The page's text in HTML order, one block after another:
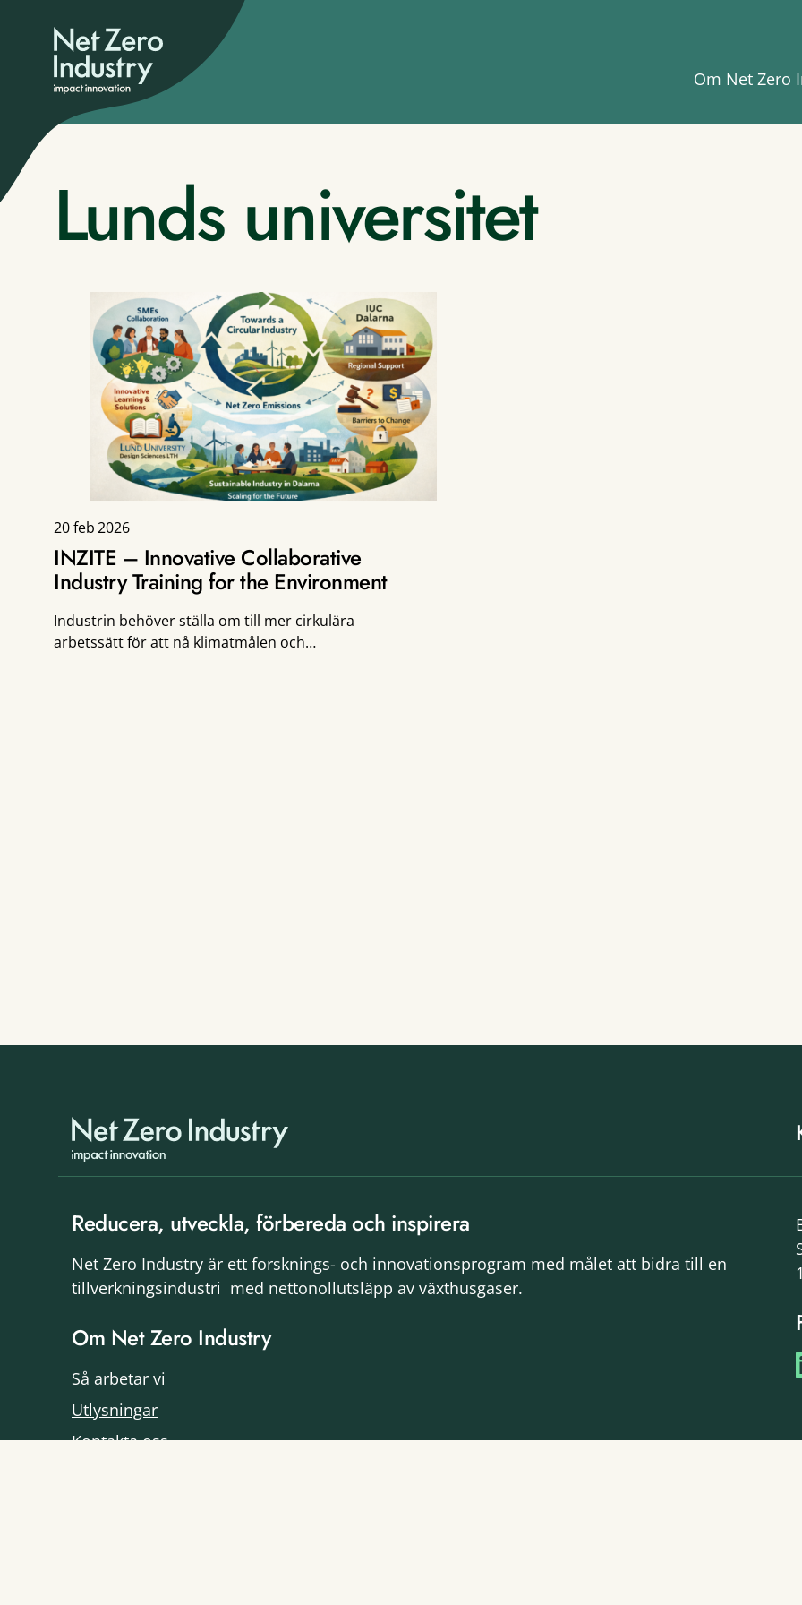
Om Net Zero
Lunds universitet
20 feb 2026
INZITE – Innovative Collaborative
Industry Training for the Environment
Industrin behöver ställa om till mer cirkulära
arbetssätt för att nå klimatmålen och
Reducera, utveckla, förbereda och inspirera
Net Zero Industry är ett forsknings- och innovationsprogram med målet att bidra till en
tillverkningsindustri med nettonollutsläpp av växthusgaser.
Om Net Zero Industry
Så arbetar vi
Utlysningar
Kontakta oss